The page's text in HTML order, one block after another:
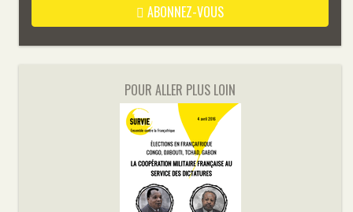
ABONNEZ-VOUS
POUR ALLER PLUS LOIN